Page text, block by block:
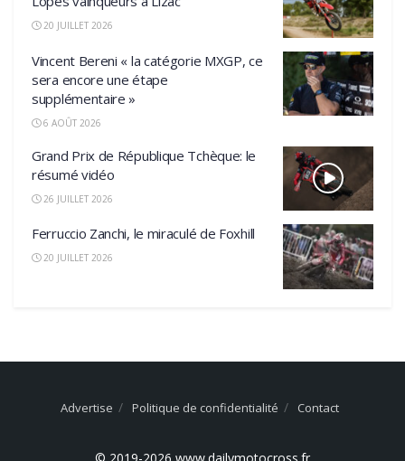
20 JUILLET 2026
Vincent Bereni « la catégorie MXGP, ce
sera encore une étape
supplémentaire »
6 AOÛT 2026
Grand Prix de République Tchèque: le
résumé vidéo
26 JUILLET 2026
Ferruccio Zanchi, le miraculé de Foxhill
20 JUILLET 2026
Advertise Politique de confidentialité Contact
© 2019-2026 www.dailymotocross.fr